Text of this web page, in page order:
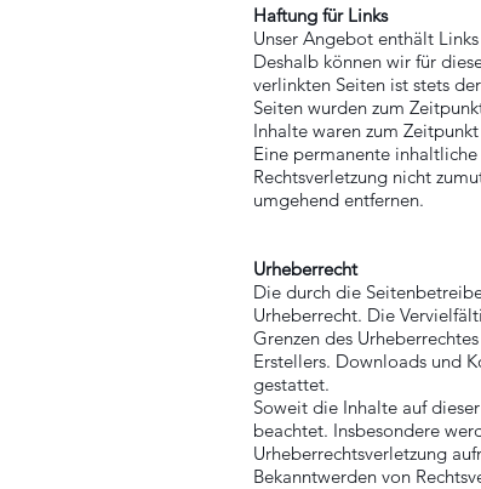
Haftung für Links
Unser Angebot enthält
Deshalb können wir für
verlinkten Seiten ist stets
Seiten wurden zum
Inhalte waren zum
Eine permanente
Rechtsverletzung nicht
umgehend entfernen.
Urheberrecht
Die durch die
Urheberrecht. Die
Grenzen des
Erstellers. Downloads und
gestattet.
Soweit die Inhalte auf
beachtet. Insbesondere
Urheberrechtsverletzung
Bekanntwerden von